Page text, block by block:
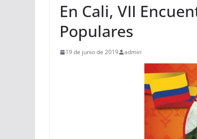
En Cali, VII
Populares
19 de junio de 2019 admin